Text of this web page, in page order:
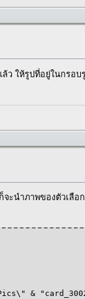
ว ให้รูปที่อยู่ในกรอ
ะนำภาพของตัวเลื
&